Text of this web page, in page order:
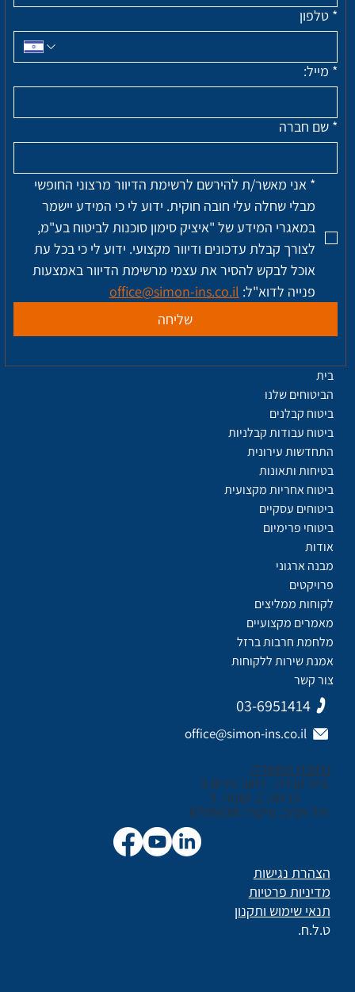
* טלפון
* מייל:
* שם חברה
*
פנייה לדוא"ל: office@simon-ins.co.il
שליחה
כתובת המשרד:
בית קנדה , רחוב נירים 3
כניסה C, קומה 3
תל אביב, מיקוד: 6706038
03-6951414
office@simon-ins.co.il
הצהרת נגישות
תנאי שימוש ותקנון
מדיניות פרטיות
ט.ל.ח.
אודות
מבנה ארגוני
פרויקטים
לקוחות ממליצים
מאמרים מקצועיים
מלחמת חרבות ברזל
אמנת שירות ללקוחות
צור קשר
בית
הביטוחים שלנו
ביטוח קבלנים
ביטוח עבודות קבלניות
התחדשות עירונית
בטיחות ותאונות
ביטוח אחריות מקצועית
ביטוחים עסקיים
ביטוחי פרימיום